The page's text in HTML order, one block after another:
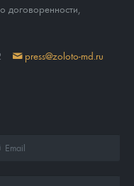
press@zoloto-md.ru